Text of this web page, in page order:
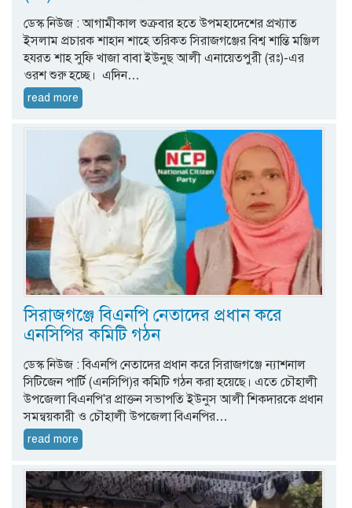
ডেস্ক নিউজ : আগামীকাল শুক্রবার হতে উপমহাদেশের প্রখ্যাত
ইসলাম প্রচারক শাহান শাহে তরিকত সিরাজগঞ্জের বিশ্ব শান্তি মঞ্জিল
হযরত শাহ সুফি খাজা বাবা ইউনুছ আলী এনায়েতপুরী (রঃ)-এর
ওরশ শুরু হচ্ছে। এদিন…
read more
সিরাজগঞ্জে বিএনপি নেতাদের প্রধান করে
এনসিপির কমিটি গঠন
ডেস্ক নিউজ : বিএনপি নেতাদের প্রধান করে সিরাজগঞ্জে ন্যাশনাল
সিটিজেন পার্টি (এনসিপি)র কমিটি গঠন করা হয়েছে। এতে চৌহালী
উপজেলা বিএনপি'র প্রাক্তন সভাপতি ইউনুস আলী শিকদারকে প্রধান
সমন্বয়কারী ও চৌহালী উপজেলা বিএনপির…
read more